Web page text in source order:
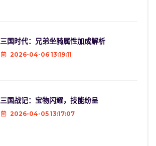
三国时代：兄弟坐骑属性加成解析
2026-04-06 13:19:11
三国战记：宝物闪耀，技能纷呈
2026-04-05 13:17:07